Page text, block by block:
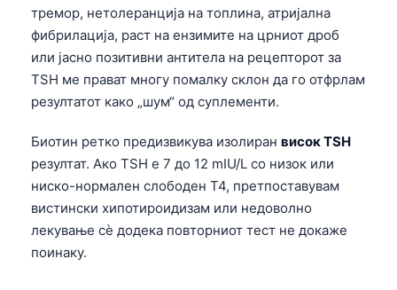
тремор, нетолеранција на топлина, атријална
фибрилација, раст на ензимите на црниот дроб
или јасно позитивни антитела на рецепторот за
TSH ме прават многу помалку склон да го отфрлам
резултатот како „шум“ од суплементи.
Биотин ретко предизвикува изолиран висок TSH
резултат. Ако TSH е 7 до 12 mIU/L со низок или
ниско-нормален слободен T4, претпоставувам
вистински хипотироидизам или недоволно
лекување сè додека повторниот тест не докаже
поинаку.
Қазақ тілі
Suomi
Hrvatski
Slovenčina
پښتو
سنڌي
සිංහල